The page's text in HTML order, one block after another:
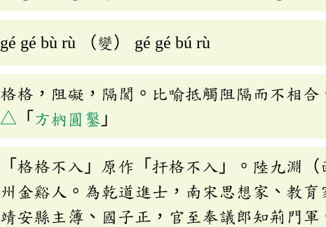
gé gé bù rù （變） gé gé bú rù
格格，阻礙，隔閡。比喻抵觸阻隔而不相
△ 「 方枘圓鑿 」
「格格不入」原作「扞格不入」。陸九淵
州金谿人。為乾道進士，南宋思想家、教
靖安縣主簿、國子正，官至奉議郎知荊門